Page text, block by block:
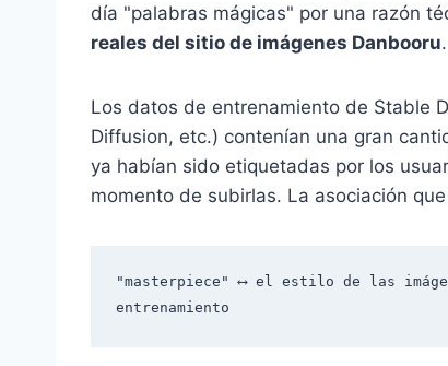
día "palabras mágicas" por una razón
reales del sitio de imágenes Danbooru.
Los datos de entrenamiento de Stable
Diffusion, etc.) contenían una gran
ya habían sido etiquetadas por los
momento de subirlas. La asociación
"masterpiece" ⟷ el estilo de las